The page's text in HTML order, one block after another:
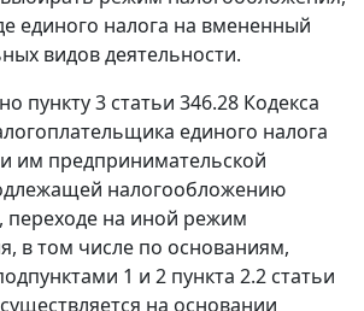
единого налога на вмененный
видов деятельности.
пункту 3 статьи 346.28 Кодекса
единого налога
им предпринимательской
налогообложению
на иной режим
в том числе по основаниям,
1 и 2 пункта 2.2 статьи
на основании